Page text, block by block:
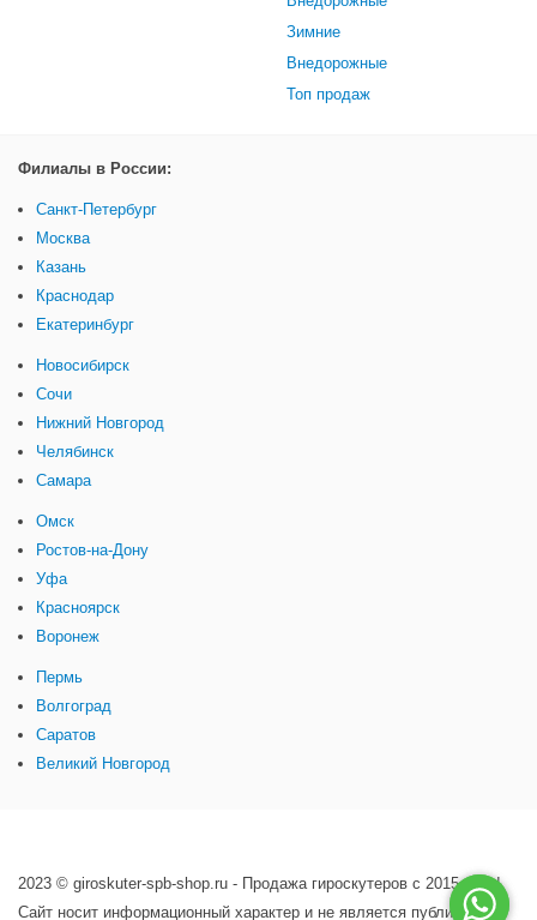
Зимние
Внедорожные
Топ продаж
Филиалы в России:
Санкт-Петербург
Москва
Казань
Краснодар
Екатеринбург
Новосибирск
Сочи
Нижний Новгород
Челябинск
Самара
Омск
Ростов-на-Дону
Уфа
Красноярск
Воронеж
Пермь
Волгоград
Саратов
Великий Новгород
2023 © giroskuter-spb-shop.ru - Продажа гироскутеров с 2015 года!
Сайт носит информационный характер и не является публичной